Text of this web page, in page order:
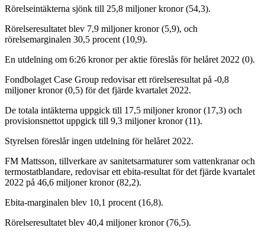
Rörelseintäkterna sjönk till 25,8 miljoner kronor (54,3).
Rörelseresultatet blev 7,9 miljoner kronor (5,9), och
rörelsemarginalen 30,5 procent (10,9).
En utdelning om 6:26 kronor per aktie föreslås för helåret 2022 (0).
Fondbolaget Case Group redovisar ett rörelseresultat på -0,8
miljoner kronor (0,5) för det fjärde kvartalet 2022.
De totala intäkterna uppgick till 17,5 miljoner kronor (17,3) och
provisionsnettot uppgick till 9,3 miljoner kronor (11).
Styrelsen föreslår ingen utdelning för helåret 2022.
FM Mattsson, tillverkare av sanitetsarmaturer som vattenkranar och
termostatblandare, redovisar ett ebita-resultat för det fjärde kvartalet
2022 på 46,6 miljoner kronor (82,2).
Ebita-marginalen blev 10,1 procent (16,8).
Rörelseresultatet blev 40,4 miljoner kronor (76,5).